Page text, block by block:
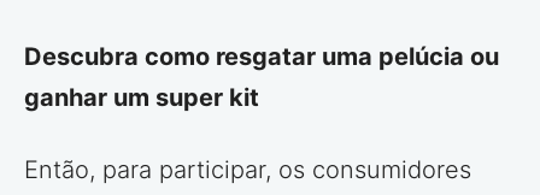
Descubra como resgatar uma pelúcia ou
ganhar um super kit
Então, para participar, os consumidores